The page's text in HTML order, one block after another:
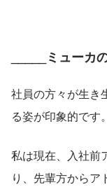
____ミューカ
社員の方々が生き
る姿が印象的です。
私は現在、入社前
り、先輩方からア